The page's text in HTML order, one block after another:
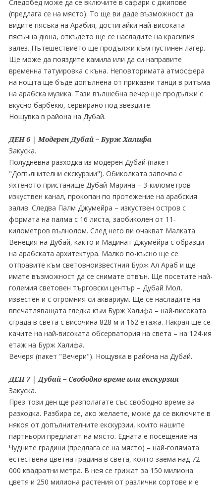
Следобед може да се включите в сафари с джипове
(предлага се на място). То ще ви даде възможност да
видите пясъка на Арабия, достигайки най-високата
пясъчна дюна, откъдето ще се насладите на красивия
залез. Пътешествието ще продължи към пустинен лагер.
Ще може да пояздите камила или да си направите
временна татуировка с къна. Неповторимата атмосфера
на нощта ще бъде допълнена от приказни танци в ритъма
на арабска музика. Тази вълшебна вечер ще продължи с
вкусно барбекю, сервирано под звездите.
Нощувка в района на Дубай.
ДЕН 6 | Модерен Дубай – Бурж Халифа
Закуска.
Полудневна разходка из модерен Дубай (пакет
"Допълнителни екскурзии"). Обиколката започва с
яхтеното пристанище Дубай Марина – 3-километров
изкуствен канал, прокопан по протежение на арабския
залив. Следва Палм Джумейра – изкуствен остров с
формата на палма с 16 листа, заобиколен от 11-
километров вълнолом. След него ви очакват Малката
Венеция на Дубай, както и Мадинат Джумейра с образци
на арабската архитектура. Малко по-късно ще се
отправите към световноизвестния Бурж Ал Араб и ще
имате възможност да се снимате отвън. Ще посетите най-
големия световен търговски център – Дубай Мол,
известен и с огромния си аквариум. Ще се насладите на
впечатляващата гледка към Бурж Халифа – най-високата
сграда в света с височина 828 м и 162 етажа. Накрая ще се
качите на най-високата обсерватория на света – на 124-ия
етаж на Бурж Халифа.
Вечеря (пакет "Вечери"). Нощувка в района на Дубай.
ДЕН 7 | Дубай – Свободно време или екскурзия
Закуска.
През този ден ще разполагате със свободно време за
разходка. Разбира се, ако желаете, може да се включите в
някоя от допълнителните екскурзии, които нашите
партньори предлагат на място. Едната е посещение на
Чудните градини (предлага се на място) – най-голямата
естествена цветна градина в света, която заема над 72
000 квадратни метра. В нея се грижат за 150 милиона
цветя и 250 милиона растения от различни сортове и е